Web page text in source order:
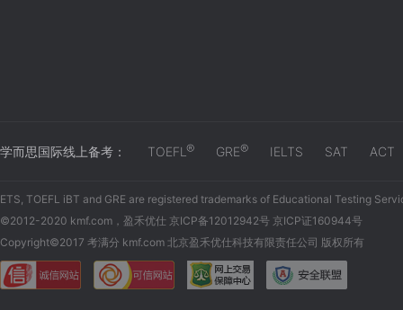
学而思国际线上备考： TOEFL ® GRE® IELTS SAT ACT
ETS, TOEFL iBT and GRE are registered trademarks of Educational Testing
©2012-2020 kmf.com，盈禾优仕 京ICP备12012942号 京ICP证160944号
Copyright©2017 考满分 kmf.com 北京盈禾优仕科技有限责任公司 版权所有